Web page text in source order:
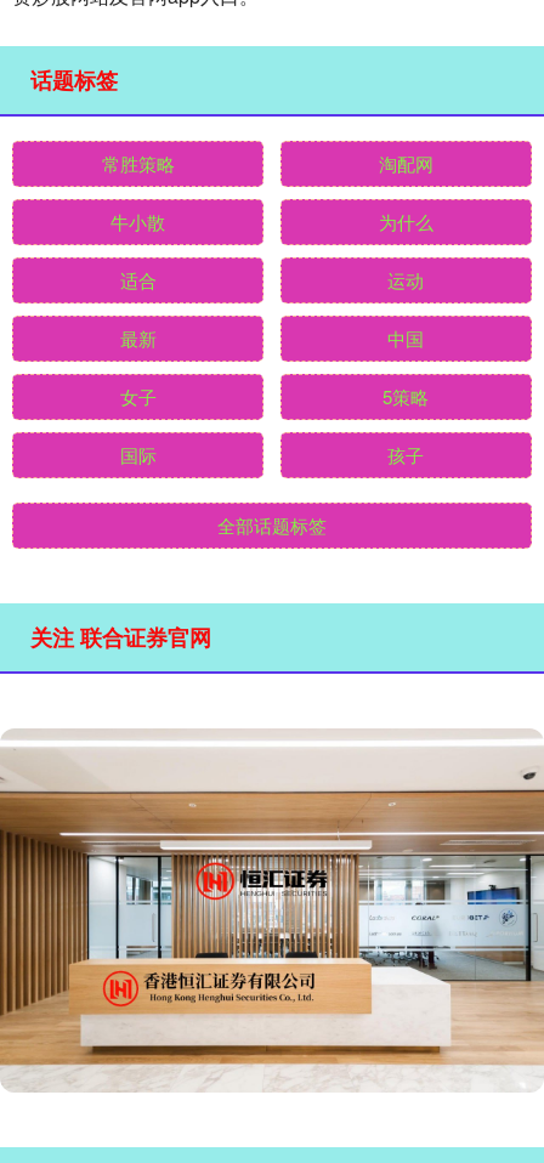
话题标签
常胜策略 淘配网
牛小散 为什么
适合 运动
最新 中国
女子 5策略
国际 孩子
全部话题标签
关注 联合证券官网